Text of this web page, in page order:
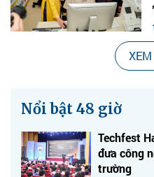
Nổi bật 48 giờ
Techfest
đưa công
trường